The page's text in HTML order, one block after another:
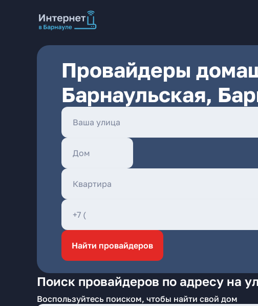
Провайдеры
Барнаульская,
Найти провайдеров
Поиск провайдеров по адресу на
Воспользуйтесь поиском, чтобы найти свой дом